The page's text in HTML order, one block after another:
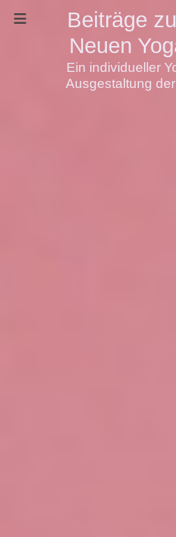
Beiträge
Neuen
Ein individueller
Ausgestaltung